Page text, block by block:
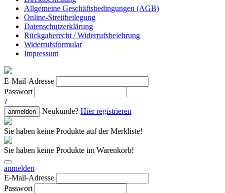
Allgemeine Geschäftsbedingungen (AGB)
Online-Streitbeilegung
Datenschutzerklärung
Rückgaberecht / Widerrufsbelehrung
Widerrufsformular
Impressum
E-Mail-Adresse
Passwort
?
anmelden Neukunde? Hier registrieren
Sie haben keine Produkte auf der Merkliste!
Sie haben keine Produkte im Warenkorb!
anmelden
E-Mail-Adresse
Passwort